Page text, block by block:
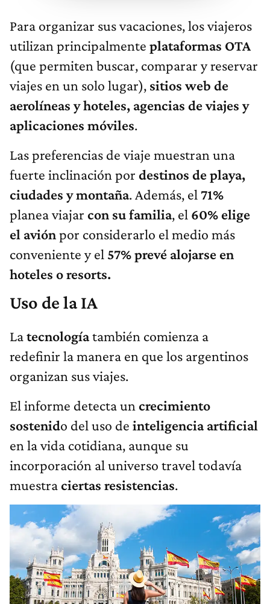
Para organizar sus vacaciones, los viajeros
utilizan principalmente plataformas OTA
(que permiten buscar, comparar y reservar
viajes en un solo lugar), sitios web de
aerolíneas y hoteles, agencias de viajes y
aplicaciones móviles.
Las preferencias de viaje muestran una
fuerte inclinación por destinos de playa,
ciudades y montaña. Además, el 71%
planea viajar con su familia, el 60% elige
el aviónpor considerarlo el medio más
conveniente y el 57% prevé alojarse en
hoteles o resorts.
Uso de la IA
Latecnologíatambién comienza a
redefinir la manera en que los argentinos
organizan sus viajes.
El informe detecta un crecimiento
sostenido del uso de inteligencia artificial
en la vida cotidiana, aunque su
incorporación al universo travel todavía
muestraciertas resistencias.